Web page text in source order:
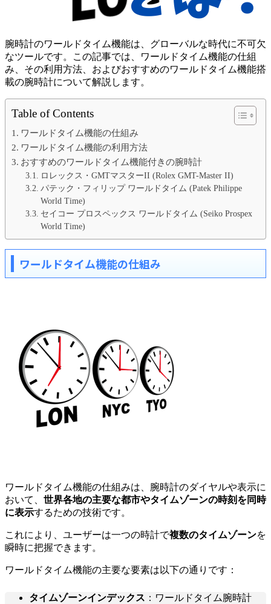
腕時計のワールドタイム機能は、グローバルな時代に不可欠
なツールです。この記事では、ワールドタイム機能の仕組
み、その利用方法、およびおすすめのワールドタイム機能搭
載の腕時計について解説します。
Table of Contents
ワールドタイム機能の仕組み
ワールドタイム機能の利用方法
おすすめのワールドタイム機能付きの腕時計
ロレックス・GMTマスターII (Rolex GMT-Master II)
パテック・フィリップ ワールドタイム (Patek Philippe
World Time)
セイコー プロスペックス ワールドタイム (Seiko Prospex
World Time)
ワールドタイム機能の仕組み
ワールドタイム機能の仕組みは、腕時計のダイヤルや表示に
おいて、 世界各地の主要な都市やタイムゾーンの時刻を同時
に表示するための技術です。
これにより、ユーザーは一つの時計で複数のタイムゾーンを
瞬時に把握できます。
ワールドタイム機能の主要な要素は以下の通りです：
タイムゾーンインデックス ：ワールドタイム腕時計